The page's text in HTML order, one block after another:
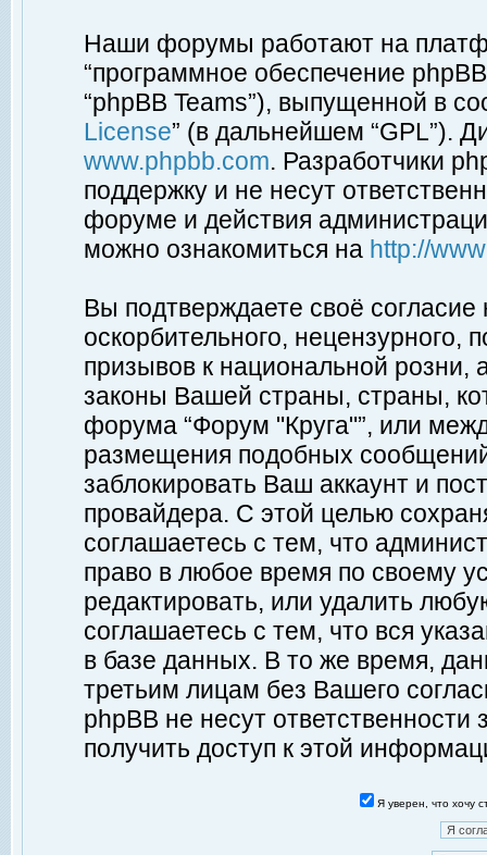
Наши форумы работают на
“программное обеспечение
“phpBB Teams”), выпущенной в
License” (в дальнейшем “GPL”).
www.phpbb.com. Разработчики
поддержку и не несут
форуме и действия
можно ознакомиться на http://
Вы подтверждаете своё
оскорбительного, нецензурного,
призывов к национальной
законы Вашей страны, страны,
форума “Форум "Круга"”, или
размещения подобных
заблокировать Ваш аккаунт и
провайдера. С этой целью
соглашаетесь с тем, что
право в любое время по своему
редактировать, или удалить
соглашаетесь с тем, что вся
в базе данных. В то же время,
третьим лицам без Вашего
phpBB не несут ответственности
получить доступ к этой
Я уверен, что хочу